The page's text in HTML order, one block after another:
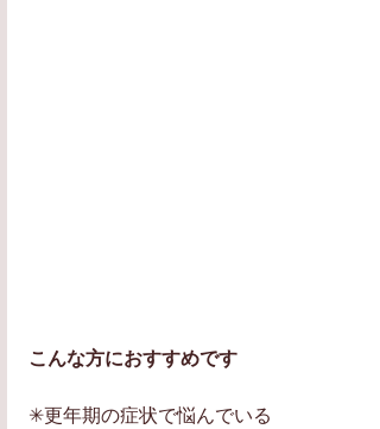
こんな方におすすめです
✳更年期の症状で悩んでいる